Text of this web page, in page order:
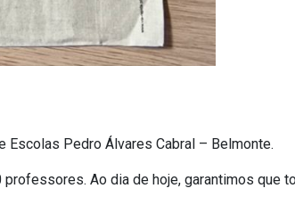
Escolas Pedro Álvares Cabral – Belmonte.
Ao dia de hoje, garantimos